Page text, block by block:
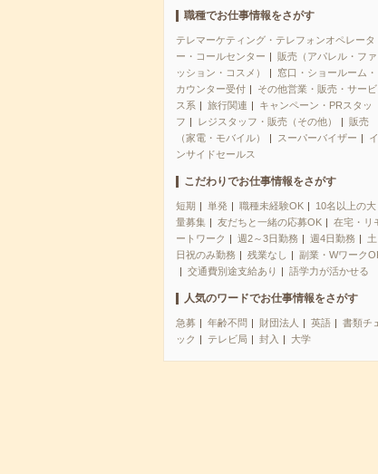
職種でお仕事情報をさがす
テレマーケティング・テレフォンオペレータ
ー・コールセンター
販売（アパレル・ファ
ッション・コスメ）
窓口・ショールーム・
カウンター受付
その他営業・販売・サービ
ス系
旅行関連
キャンペーン・PRスタッ
フ
レジスタッフ・販売（その他）
販売
（家電・モバイル）
スーパーバイザー
イ
ンサイドセールス
こだわりでお仕事情報をさがす
短期 単発 職種未経験OK
10名以上の大
量募集
友だちと一緒の応募OK
在宅・リ
ートワーク
週2～3日勤務 週4日勤務
土
日祝のみ勤務
残業なし
副業・Wワーク
交通費別途支給あり
語学力が活かせる
人気のワードでお仕事情報をさがす
急募 年齢不問 財団法人 英語
書類チ
ック
テレビ局 封入 大学